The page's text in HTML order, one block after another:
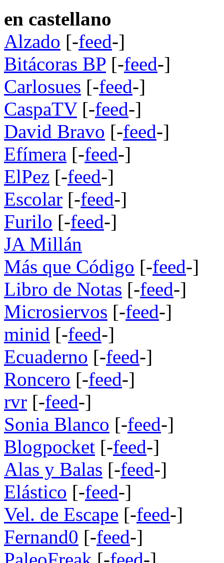
en castellano
Alzado [-feed-]
Bitácoras BP [-feed-]
Carlosues [-feed-]
CaspaTV[-feed-]
David Bravo [-feed-]
Efímera [-feed-]
ElPez [-feed-]
Escolar [-feed-]
Furilo [-feed-]
JA Millán
Más que Código [-feed-]
Libro de Notas [-feed-]
Microsiervos [-feed-]
minid [-feed-]
Ecuaderno [-feed-]
Roncero [-feed-]
rvr [-feed-]
Sonia Blanco [-feed-]
Blogpocket [-feed-]
Alas y Balas [-feed-]
Elástico [-feed-]
Vel. de Escape [-feed-]
Fernand0 [-feed-]